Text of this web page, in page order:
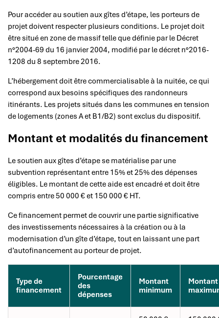
Pour accéder au soutien aux gîtes d’étape, les porteurs de
projet doivent respecter plusieurs conditions. Le projet doit
être situé en zone de massif telle que définie par le Décret
n°2004-69 du 16 janvier 2004, modifié par le décret n°2016-
1208 du 8 septembre 2016.
L’hébergement doit être commercialisable à la nuitée, ce qui
correspond aux besoins spécifiques des randonneurs
itinérants. Les projets situés dans les communes en tension
de logements (zones A et B1/B2) sont exclus du dispositif.
Montant et modalités du financement
Le soutien aux gîtes d’étape se matérialise par une
subvention représentant entre 15% et 25% des dépenses
éligibles. Le montant de cette aide est encadré et doit être
compris entre 50 000 € et 150 000 € HT.
Ce financement permet de couvrir une partie significative
des investissements nécessaires à la création ou à la
modernisation d’un gîte d’étape, tout en laissant une part
d’autofinancement au porteur de projet.
Type de
financement
Pourcentage
des
dépenses
Montant
minimum
Montant